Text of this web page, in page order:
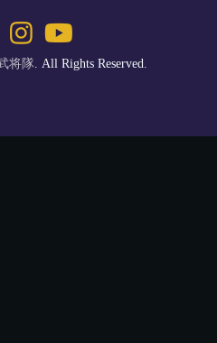
将隊. All Rights Reserved.